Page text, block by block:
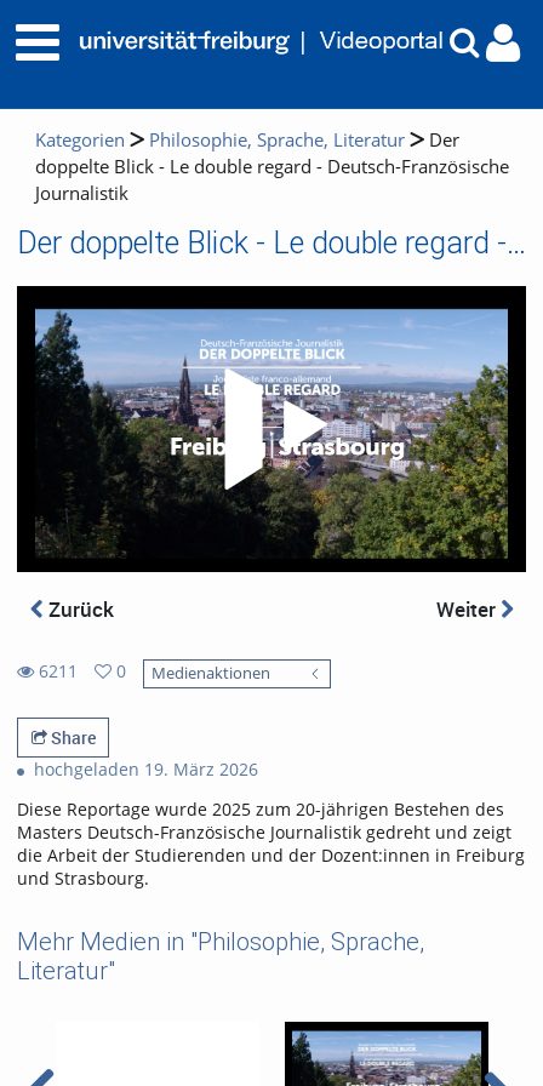
Kategorien Philosophie, Sprache, Literatur
Der
doppelte Blick - Le double regard - Deutsch-Französische
Journalistik
Der doppelte Blick - Le double regard - Deutsch-Französische Journalistik
Zurück Weiter
6211
views
0
favorites
Medienaktionen
Share
hochgeladen 19. März 2026
Diese Reportage wurde 2025 zum 20-jährigen Bestehen des
Masters Deutsch-Französische Journalistik gedreht und zeigt
die Arbeit der Studierenden und der Dozent:innen in Freiburg
und Strasbourg.
Mehr Medien in "Philosophie, Sprache,
Literatur"